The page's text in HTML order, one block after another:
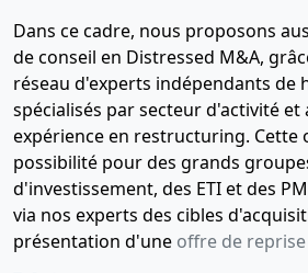
Dans ce cadre, nous proposons
de conseil en Distressed M&A,
réseau d'experts indépendants de
spécialisés par secteur d'activité et
expérience en restructuring. Cette
possibilité pour des grands
d'investissement, des ETI et des
via nos experts des cibles
présentation d'une offre de